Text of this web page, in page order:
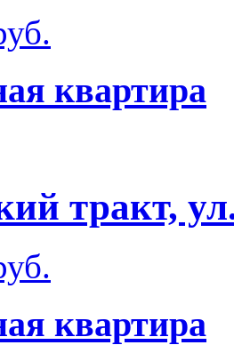
квартира
тракт,
квартира